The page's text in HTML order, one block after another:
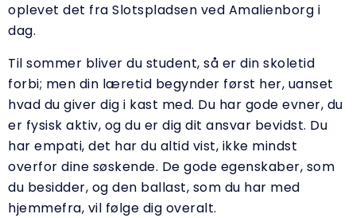
oplevet det fra Slotspladsen ved Amalienborg i
dag.
Til sommer bliver du student, så er din skoletid
forbi; men din læretid begynder først her, uanset
hvad du giver dig i kast med. Du har gode evner, du
er fysisk aktiv, og du er dig dit ansvar bevidst. Du
har empati, det har du altid vist, ikke mindst
overfor dine søskende. De gode egenskaber, som
du besidder, og den ballast, som du har med
hjemmefra, vil følge dig overalt.